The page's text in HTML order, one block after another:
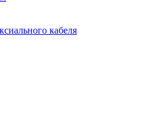
кабеля